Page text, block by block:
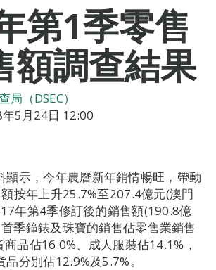
第1季零售
額調查結果
局（DSEC）
5月24日 12:00
顯示，今年農曆新年銷情暢旺，帶動
按年上升25.7%至207.4億元(澳門
年第4季修訂後的銷售額(190.8億
季鐘錶及珠寶的銷售佔零售業銷售
品佔16.0%、成人服裝佔14.1%，
分別佔12.9%及5.7%。